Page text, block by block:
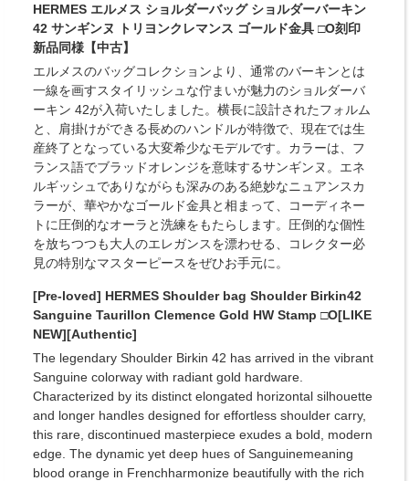
HERMES エルメス ショルダーバッグ ショルダーバーキン
42 サンギンヌ トリヨンクレマンス ゴールド金具 □O刻印
新品同様【中古】
エルメスのバッグコレクションより、通常のバーキンとは
一線を画すスタイリッシュな佇まいが魅力のショルダーバ
ーキン 42が入荷いたしました。横長に設計されたフォルム
と、肩掛けができる長めのハンドルが特徴で、現在では生
産終了となっている大変希少なモデルです。カラーは、フ
ランス語でブラッドオレンジを意味するサンギンヌ。エネ
ルギッシュでありながらも深みのある絶妙なニュアンスカ
ラーが、華やかなゴールド金具と相まって、コーディネー
トに圧倒的なオーラと洗練をもたらします。圧倒的な個性
を放ちつつも大人のエレガンスを漂わせる、コレクター必
見の特別なマスターピースをぜひお手元に。
[Pre-loved] HERMES Shoulder bag Shoulder Birkin42
Sanguine Taurillon Clemence Gold HW Stamp □O[LIKE
NEW][Authentic]
The legendary Shoulder Birkin 42 has arrived in the vibrant
Sanguine colorway with radiant gold hardware.
Characterized by its distinct elongated horizontal silhouette
and longer handles designed for effortless shoulder carry,
this rare, discontinued masterpiece exudes a bold, modern
edge. The dynamic yet deep hues of Sanguinemeaning
blood orange in Frenchharmonize beautifully with the rich